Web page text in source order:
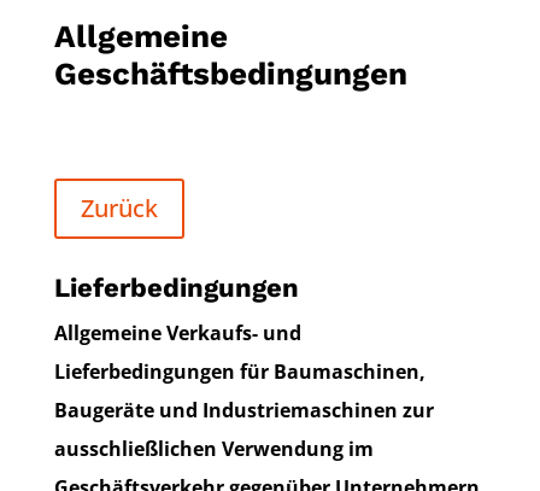
Allgemeine
Geschäftsbedingungen
Zurück
Lieferbedingungen
Allgemeine Verkaufs- und
Lieferbedingungen für Baumaschinen,
Baugeräte und Industriemaschinen zur
ausschließlichen Verwendung im